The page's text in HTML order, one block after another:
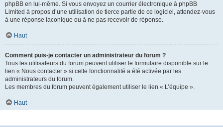
phpBB en lui-même. Si vous envoyez un courrier électronique à phpBB
Limited à propos d’une utilisation de tierce partie de ce logiciel, attendez-vous
à une réponse laconique ou à ne pas recevoir de réponse.
Haut
Comment puis-je contacter un administrateur du forum ?
Tous les utilisateurs du forum peuvent utiliser le formulaire disponible sur le
lien « Nous contacter » si cette fonctionnalité a été activée par les
administrateurs du forum.
Les membres du forum peuvent également utiliser le lien « L’équipe ».
Haut